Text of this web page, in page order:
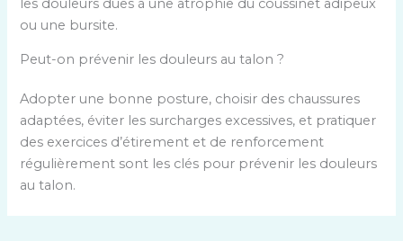
les douleurs dues à une atrophie du coussinet adipeux
ou une bursite.
Peut-on prévenir les douleurs au talon ?
Adopter une bonne posture, choisir des chaussures
adaptées, éviter les surcharges excessives, et pratiquer
des exercices d’étirement et de renforcement
régulièrement sont les clés pour prévenir les douleurs
au talon.